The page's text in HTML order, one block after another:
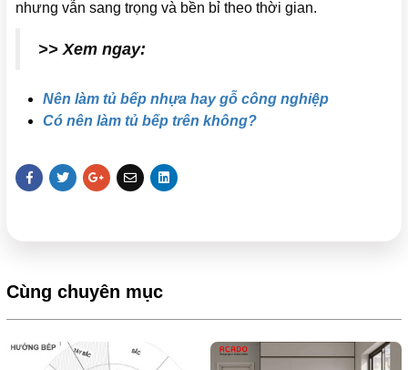
nhưng vẫn sang trọng và bền bỉ theo thời gian.
>> Xem ngay:
Nên làm tủ bếp nhựa hay gỗ công nghiệp
Có nên làm tủ bếp trên không?
Cùng chuyên mục